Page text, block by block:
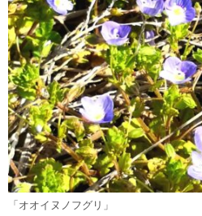
「オオイヌノフグリ」